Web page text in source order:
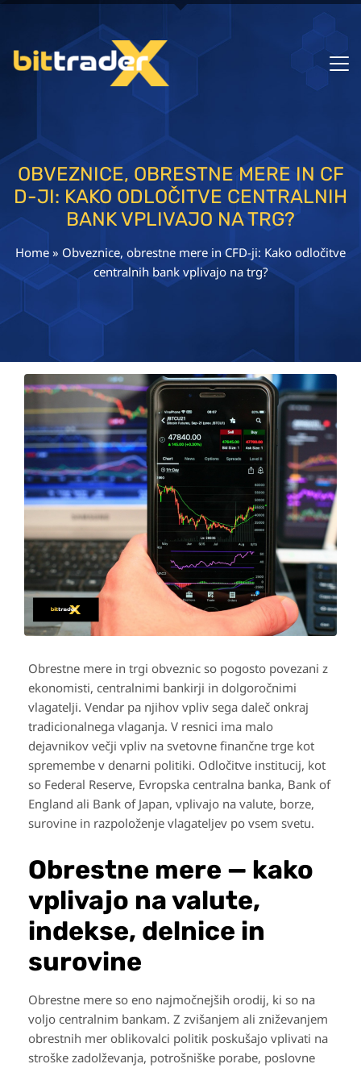
OBVEZNICE, OBRESTNE MERE IN CF
D-JI: KAKO ODLOČITVE CENTRALNIH
BANK VPLIVAJO NA TRG?
Home » Obveznice, obrestne mere in CFD-ji: Kako odločitve
centralnih bank vplivajo na trg?
Obrestne mere in trgi obveznic so pogosto povezani z
ekonomisti, centralnimi bankirji in dolgoročnimi
vlagatelji. Vendar pa njihov vpliv sega daleč onkraj
tradicionalnega vlaganja. V resnici ima malo
dejavnikov večji vpliv na svetovne finančne trge kot
spremembe v denarni politiki. Odločitve institucij, kot
so Federal Reserve, Evropska centralna banka, Bank of
England ali Bank of Japan, vplivajo na valute, borze,
surovine in razpoloženje vlagateljev po vsem svetu.
Obrestne mere — kako
vplivajo na valute,
indekse, delnice in
surovine
Obrestne mere so eno najmočnejših orodij, ki so na
voljo centralnim bankam. Z zvišanjem ali zniževanjem
obrestnih mer oblikovalci politik poskušajo vplivati na
stroške zadolževanja, potrošniške porabe, poslovne